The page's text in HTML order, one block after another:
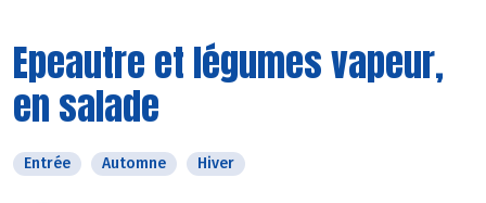
Epeautre et légumes vapeur,
en salade
Entrée Automne Hiver